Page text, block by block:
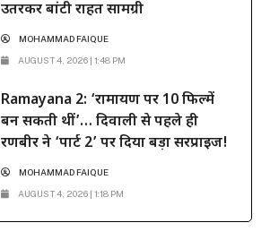
उतरकर बांटी राहत सामग्री
MOHAMMAD FAIQUE
AUGUST 4, 2026 | 1:48 PM
Ramayana 2: ‘रामायण पर 10 फिल्में
बन सकती थीं’… दिवाली से पहले ही
रणबीर ने ‘पार्ट 2’ पर दिया बड़ा सरप्राइज!
MOHAMMAD FAIQUE
AUGUST 4, 2026 | 1:18 PM